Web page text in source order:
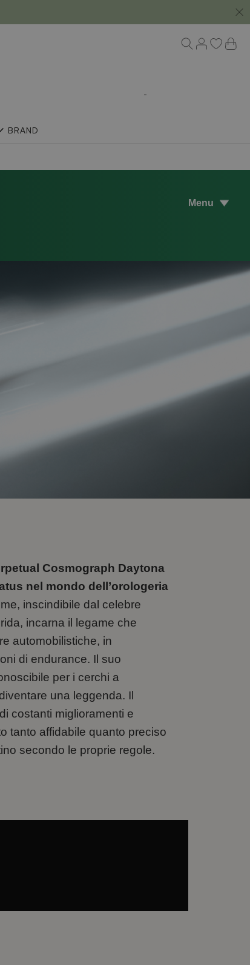
BRAND
Menu
Cosmograph Daytona
nel mondo dell’orologeria
inscindibile dal celebre
incarna il legame che
automobilistiche, in
di endurance. Il suo
per i cerchi a
una leggenda. Il
costanti miglioramenti e
tanto affidabile quanto preciso
secondo le proprie regole.